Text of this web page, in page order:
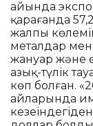
айында
қарағанда
жалпы
металдар
жануар және
азық-түлік
көп болған.
айларында